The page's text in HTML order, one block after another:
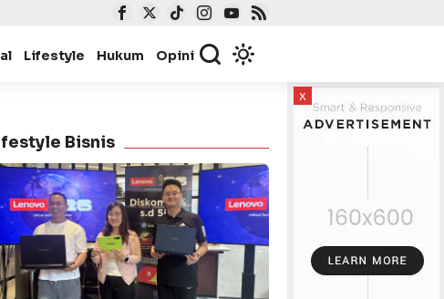
Lifestyle Hukum Opini
x
Bisnis